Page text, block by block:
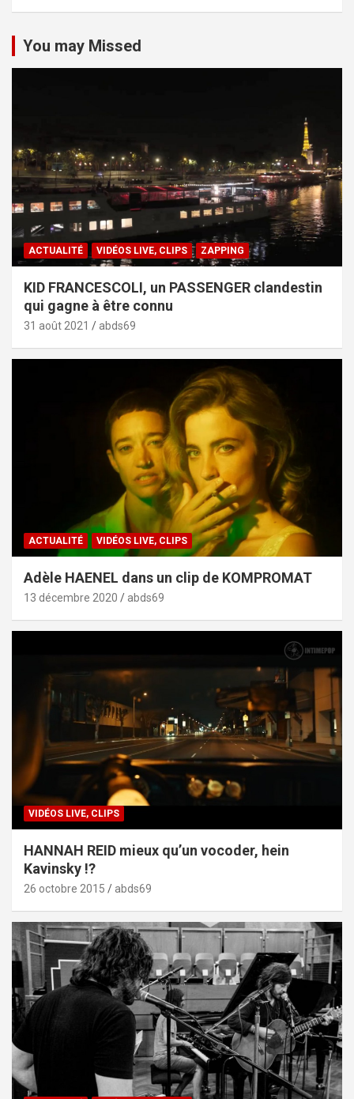
You may Missed
ACTUALITÉ VIDÉOS LIVE, CLIPS ZAPPING
KID FRANCESCOLI, un PASSENGER clandestin
qui gagne à être connu
31 août 2021 abds69
ACTUALITÉ VIDÉOS LIVE, CLIPS
Adèle HAENEL dans un clip de KOMPROMAT
13 décembre 2020 abds69
VIDÉOS LIVE, CLIPS
HANNAH REID mieux qu’un vocoder, hein
Kavinsky !?
26 octobre 2015 abds69